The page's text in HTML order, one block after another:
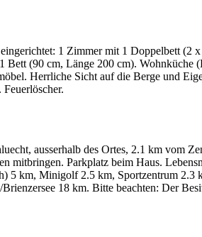
1 Zimmer mit 1 Doppelbett
(90 cm, Länge 200 cm).
Herrliche Sicht auf die Berge und
ausserhalb des Ortes, 2.1 km vom
mitbringen. Parkplatz beim Haus.
5 km, Minigolf 2.5 km, Sportzentrum
18 km. Bitte beachten: Der